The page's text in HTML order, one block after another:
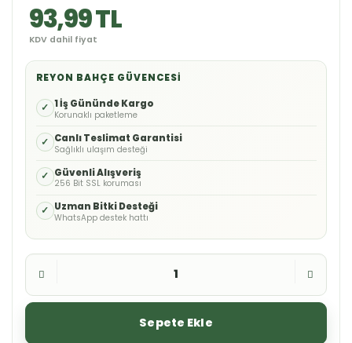
93,99 TL
KDV dahil fiyat
REYON BAHÇE GÜVENCESI
✓ 1 İş Gününde Kargo
Korunaklı paketleme
✓ Canlı Teslimat Garantisi
Sağlıklı ulaşım desteği
✓ Güvenli Alışveriş
256 Bit SSL koruması
✓ Uzman Bitki Desteği
WhatsApp destek hattı
Sepete Ekle